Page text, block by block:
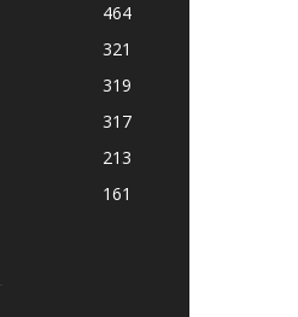
464
321
319
317
213
161